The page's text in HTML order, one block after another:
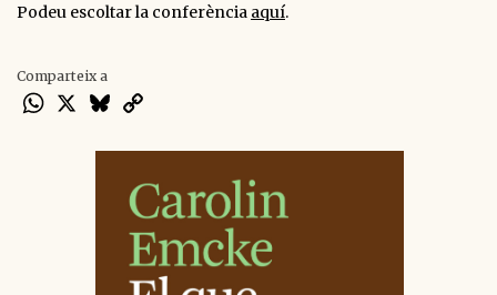
Podeu escoltar la conferència aquí.
Comparteix a
WhatsApp
X Bluesky